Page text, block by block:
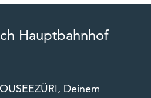
Hauptbahnhof
Deinem